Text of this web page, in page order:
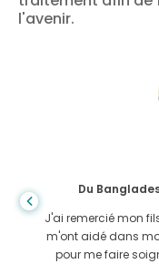
l'avenir.
Du
J'ai remercié mon
m'ont aidé dans
pour me faire